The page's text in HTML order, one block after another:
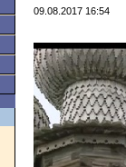
09.08.2017 16:54